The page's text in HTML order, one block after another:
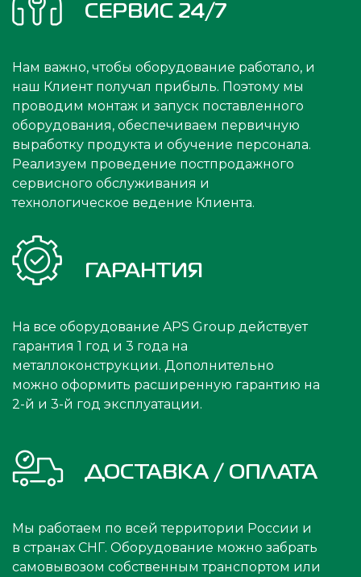
СЕРВИС 24/7
Нам важно, чтобы оборудование работало, и
наш Клиент получал прибыль. Поэтому мы
проводим монтаж и запуск поставленного
оборудования, обеспечиваем первичную
выработку продукта и обучение персонала.
Реализуем проведение постпродажного
сервисного обслуживания и
технологическое ведение Клиента.
ГАРАНТИЯ
На все оборудование APS Group действует
гарантия 1 год и 3 года на
металлоконструкции. Дополнительно
можно оформить расширенную гарантию на
2-й и 3-й год эксплуатации.
ДОСТАВКА / ОПЛАТА
Мы работаем по всей территории России и
в странах СНГ. Оборудование можно забрать
самовывозом собственным транспортом или